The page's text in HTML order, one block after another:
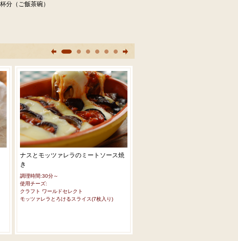
分（ご飯茶碗）
ナスとモッツァレラのミートソース焼
き
調理時間:30分～
使用チーズ:
クラフト ワールドセレクト
モッツァレラとろけるスライス(7枚入り)